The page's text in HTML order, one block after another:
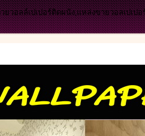
ยวอลล์เปเปอร์ติดผนัง,แหล่งขายวอลเ